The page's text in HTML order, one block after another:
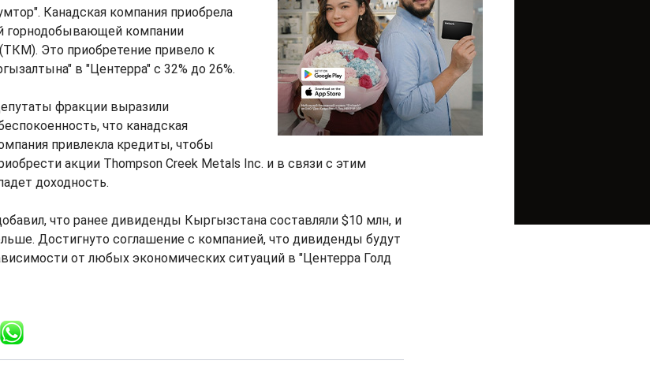
Канадская компания приобрела
горнодобывающей компании
Это приобретение привело к
в "Центерра" с 32% до 26%.
фракции выразили
что канадская
привлекла кредиты, чтобы
акции Thompson Creek Metals Inc. и в связи с этим
доходность.
что ранее дивиденды Кыргызстана составляли $10 млн, и
Достигнуто соглашение с компанией, что дивиденды будут
от любых экономических ситуаций в "Центерра Голд